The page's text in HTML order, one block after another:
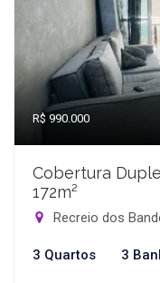
R$ 990.000
Cobertura
172m²
Recreio dos
3 Quartos 3